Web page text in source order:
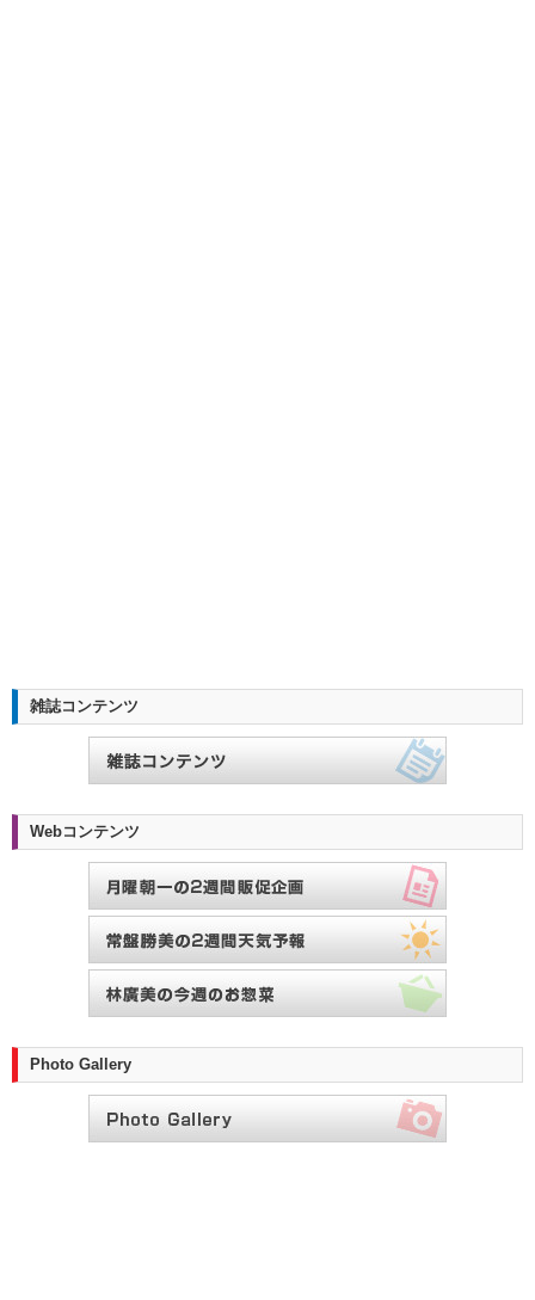
雑誌コンテンツ
Webコンテンツ
Photo Gallery